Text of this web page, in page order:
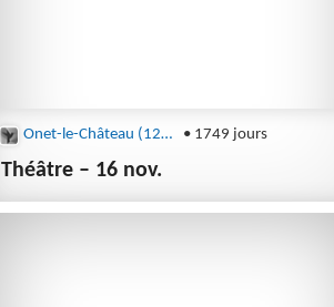
Onet-le-Château (12850) • 1749 jours
Théâtre – 16 nov.